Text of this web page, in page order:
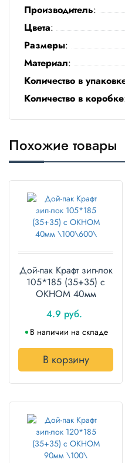
Все для
хранения и
транспортировки
Сумки
Хозтовары
для
Товары
барбекю
Производитель:
Цвета:
Размеры:
Материал:
Количество в
Количество в коробке
Похожие товары
Дой-пак Крафт зип-лок
105*185 (35+35) с
ОКНОМ 40мм
4.9 руб.
В наличии на складе
В корзину